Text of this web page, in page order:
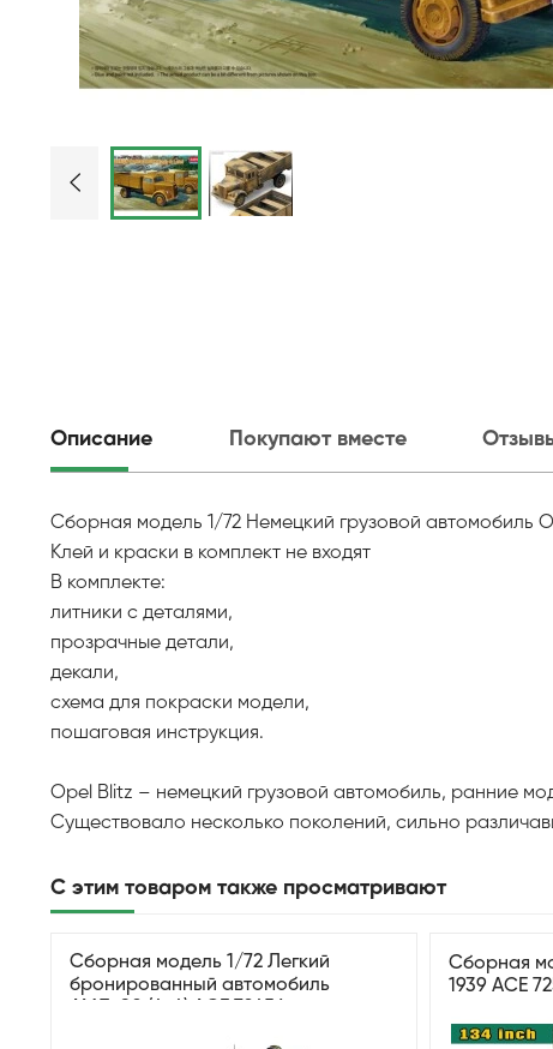
Описание Покупают вместе
Сборная модель 1/72 Немецкий грузовой автомобиль
Клей и краски в комплект не входят
В комплекте:
литники с деталями,
прозрачные детали,
декали,
схема для покраски модели,
пошаговая инструкция.
Opel Blitz – немецкий грузовой автомобиль, ранние
Существовало несколько поколений, сильно
С этим товаром также просматривают
Сборная модель 1/72 Легкий
бронированный автомобиль
Сборная
1939 ACE